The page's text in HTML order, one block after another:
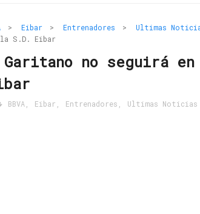
> Eibar > Entrenadores > Ultimas
S.D. Eibar
Garitano no seguirá
BBVA Eibar Entrenadores Ultimas Noticias